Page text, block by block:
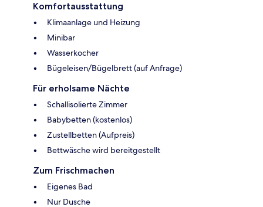
Komfortausstattung
Klimaanlage und Heizung
Minibar
Wasserkocher
Bügeleisen/Bügelbrett (auf Anfrage)
Für erholsame Nächte
Schallisolierte Zimmer
Babybetten (kostenlos)
Zustellbetten (Aufpreis)
Bettwäsche wird bereitgestellt
Zum Frischmachen
Eigenes Bad
Nur Dusche